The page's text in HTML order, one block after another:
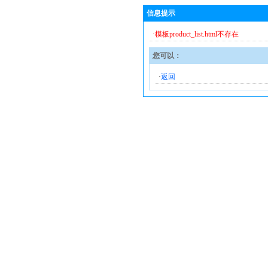
信息提示
·模板product_list.html不存在
您可以：
·返回